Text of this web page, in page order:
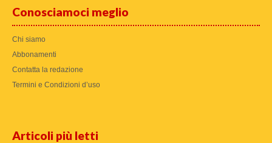
Conosciamoci meglio
Chi siamo
Abbonamenti
Contatta la redazione
Termini e Condizioni d’uso
Articoli più letti